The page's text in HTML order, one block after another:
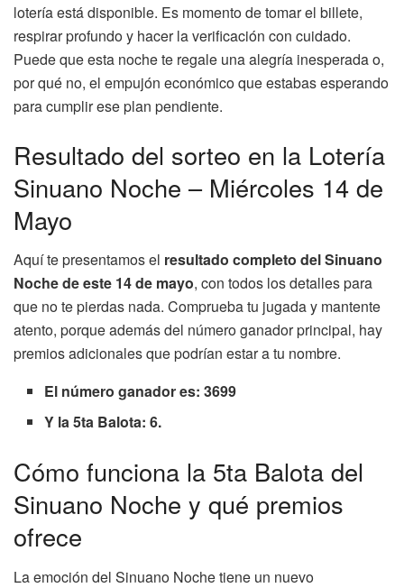
lotería está disponible. Es momento de tomar el billete,
respirar profundo y hacer la verificación con cuidado.
Puede que esta noche te regale una alegría inesperada o,
por qué no, el empujón económico que estabas esperando
para cumplir ese plan pendiente.
Resultado del sorteo en la Lotería
Sinuano Noche – Miércoles 14 de
Mayo
Aquí te presentamos el resultado completo del Sinuano
Noche de este 14 de mayo, con todos los detalles para
que no te pierdas nada. Comprueba tu jugada y mantente
atento, porque además del número ganador principal, hay
premios adicionales que podrían estar a tu nombre.
El número ganador es: 3699
Y la 5ta Balota: 6.
Cómo funciona la 5ta Balota del
Sinuano Noche y qué premios
ofrece
La emoción del Sinuano Noche tiene un nuevo